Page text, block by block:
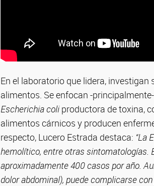
En el laboratorio que lidera,
alimentos. Se enfocan -
Escherichia coliproductora de toxina,
alimentos cárnicos y producen
respecto, Lucero Estrada destaca: “La
hemolítico, entre otras sintomatologías.
aproximadamente 400 casos por año.
dolor abdominal), puede complicarse